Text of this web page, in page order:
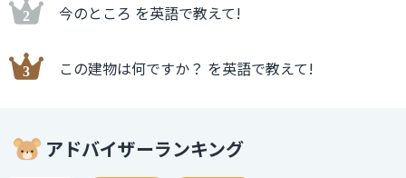
今のところ を英語で教えて!
この建物は何ですか？ を英語で教えて!
アドバイザーランキング